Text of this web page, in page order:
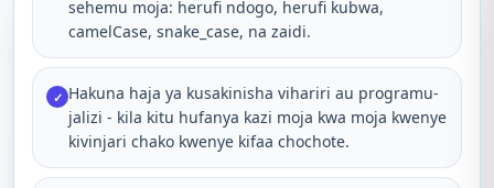
sehemu moja: herufi ndogo, herufi kubwa,
camelCase, snake_case, na zaidi.
✓ Hakuna haja ya kusakinisha vihariri au programu-
jalizi - kila kitu hufanya kazi moja kwa moja kwenye
kivinjari chako kwenye kifaa chochote.